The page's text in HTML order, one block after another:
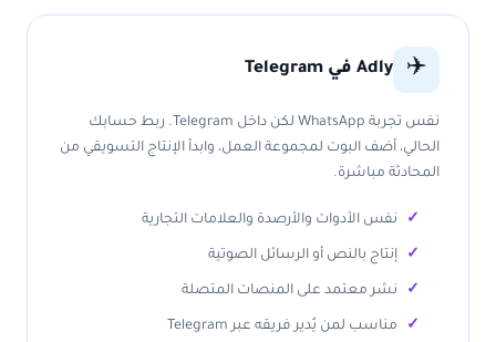
✈️ Adly في Telegram
نفس تجربة WhatsApp لكن داخل Telegram. ربط حسابك
الحالي، أضف البوت لمجموعة العمل، وابدأ الإنتاج التسويقي من
المحادثة مباشرة.
نفس الأدوات والأرصدة والعلامات التجارية
إنتاج بالنص أو الرسائل الصوتية
نشر معتمد على المنصات المتصلة
مناسب لمن يُدير فريقه عبر Telegram